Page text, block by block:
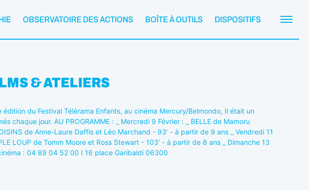
OBSERVATOIRE DES ACTIONS BOÎTE À OUTILS DISPOSITIFS
& ATELIERS
du Festival Télérama Enfants, au cinéma Mercury/Belmondo, Il était un
jour. AU PROGRAMME : _ Mercredi 9 Février : _ BELLE de Mamoru
de Anne-Laure Daffis et Léo Marchand - 93’ - à partir de 9 ans _ Vendredi 11
LOUP de Tomm Moore et Ross Stewart - 103’ - à partir de 8 ans _ Dimanche 13
: 04 89 04 52 00 I 16 place Garibaldi 06300